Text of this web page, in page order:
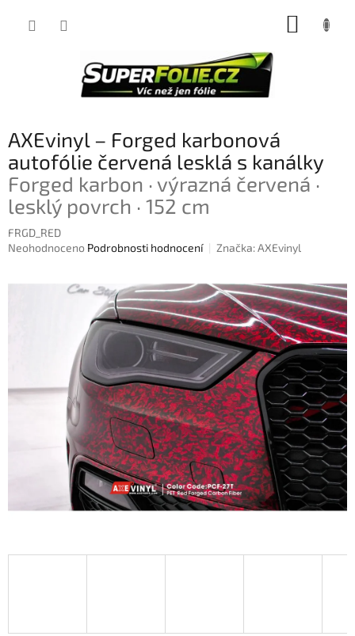
AXEvinyl – Forged karbonová
autofólie červená lesklá s kanálky
Forged karbon · výrazná červená ·
lesklý povrch · 152 cm
FRGD_RED
Průměrné
Neohodnoceno Podrobnosti hodnocení Značka:AXEvinyl